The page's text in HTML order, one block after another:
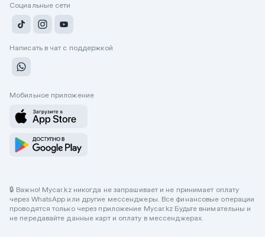
Социальные сети
Написать в чат с поддержкой
Мобильное приложение
🔒 Важно! Mycar.kz никогда не запрашивает и не принимает оплату
через WhatsApp или другие мессенджеры. Все финансовые операции
проводятся только через приложение Mycar.kz Будьте внимательны и
не передавайте данные карт и оплату в мессенджерах.